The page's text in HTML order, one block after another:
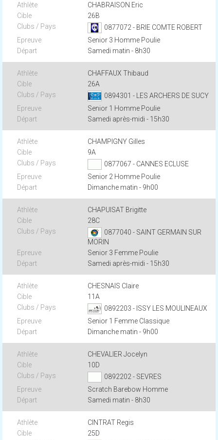
CHABRAISON Eric
26B
0877072 - BRIE COMTE ROBERT
Senior 3 Homme Poulie
Samedi matin - 8h30
CHAFFAUX Thibaud
26A
0894301 - LES ARCHERS DE SUCY
Senior 1 Homme Poulie
Samedi après-midi - 15h30
CHAMPIGNY Gilles
9A
0877067 - CANNES ECLUSE
Senior 2 Homme Poulie
Dimanche matin - 9h00
CHAPUISAT Brigitte
28C
0877040 - SAINT GERMAIN SUR
MORIN
Senior 3 Femme Poulie
Samedi après-midi - 15h30
CHESNAIS Claire
11A
0892203 - ISSY LES MOULINEAUX
Senior 1 Femme Classique
Dimanche matin - 9h00
CHEVALIER Jocelyn
10D
0892202 - SEVRES
Scratch Barebow Homme
Samedi matin - 8h30
CINTRAT Regis
25D